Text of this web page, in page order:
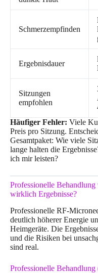
Schmerzempfinden
Ergebnisdauer
Sitzungen
empfohlen
Häufiger Fehler: Viele
Preis pro Sitzung.
Gesamtpaket: Wie viele
lange halten die
ich mir leisten?
Professionelle
wirklich Ergebnisse?
Professionelle RF-
deutlich höherer Energie
Heimgeräte. Die
und die Risiken bei
sind real.
Professionelle